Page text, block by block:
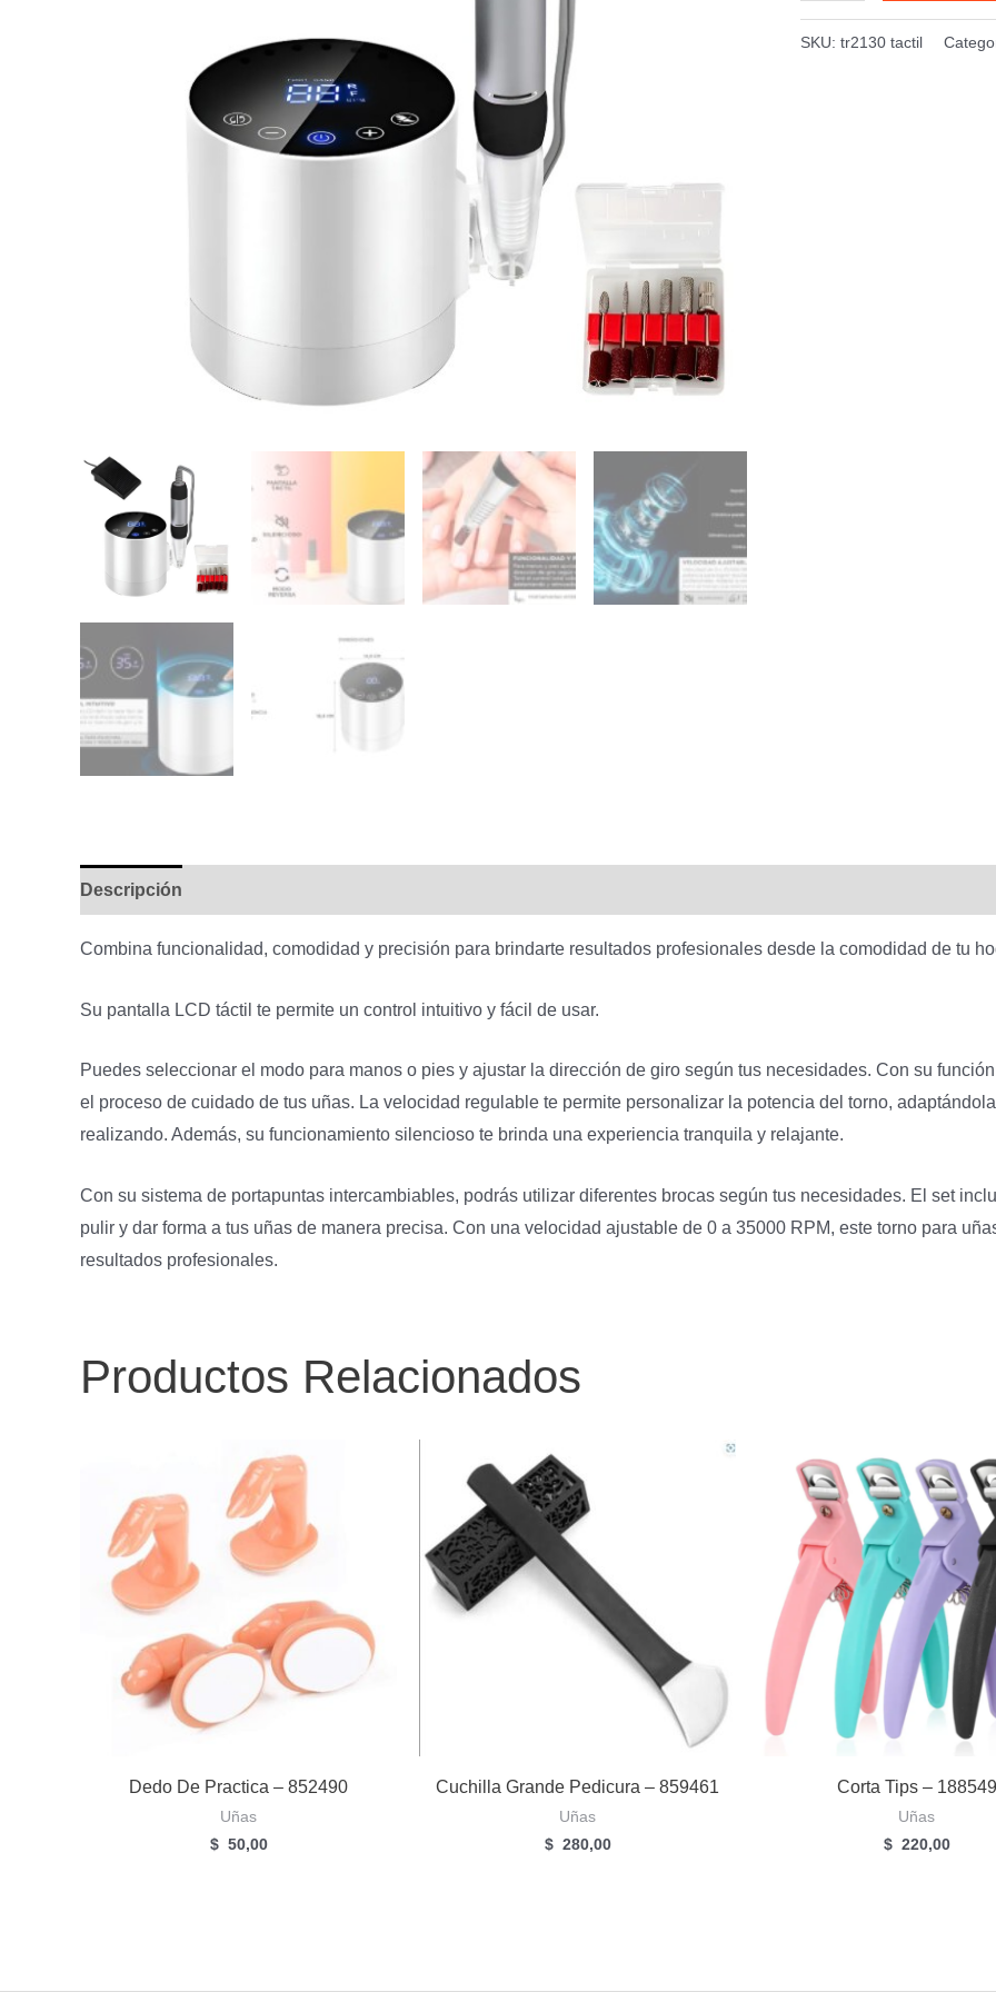
Uñas
SKU: tr2130 tactil
Descripción
Combina funcionalidad, comodidad y precisión para brindarte resultados profesionales desde la comodidad de tu
Su pantalla LCD táctil te permite un control intuitivo y fácil de usar.
Puedes seleccionar el modo para manos o pies y ajustar la dirección de giro según tus necesidades. Con su
el proceso de cuidado de tus uñas. La velocidad regulable te permite personalizar la potencia del torno,
realizando. Además, su funcionamiento silencioso te brinda una experiencia tranquila y relajante.
Con su sistema de portapuntas intercambiables, podrás utilizar diferentes brocas según tus necesidades. El set
pulir y dar forma a tus uñas de manera precisa. Con una velocidad ajustable de 0 a 35000 RPM, este torno para
resultados profesionales.
Productos Relacionados
Dedo De Practica – 852490
Uñas
$ 50,00
Cuchilla Grande Pedicura – 859461
Uñas
$ 280,00
Corta Tips – 188549
Uñas
$ 220,00